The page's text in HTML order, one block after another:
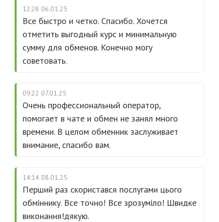
12:28 06.01.25
Все быстро и четко. Спасибо. Хочется
отметить выгодный курс и минимальную
сумму для обменов. Конечно могу
советовать.
09:22 07.01.25
Очень профессиональный оператор,
помогает в чате и обмен не занял много
времени. В целом обменник заслуживает
внимание, спасибо вам.
14:14 08.01.25
Перший раз скористався послугами цього
обміннику. Все точно! Все зрозуміло! Швидке
виконання!дякую.